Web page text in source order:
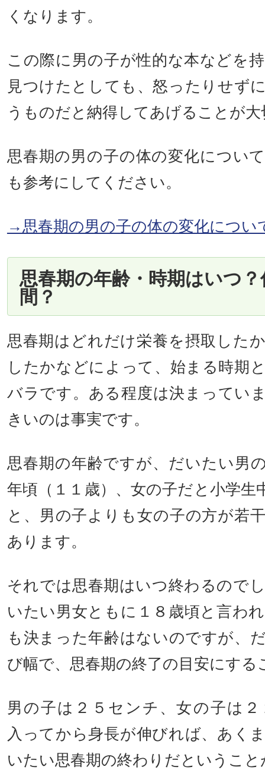
くなります。
この際に男の子が性的な本などを
見つけたとしても、怒ったりせず
うものだと納得してあげることが
思春期の男の子の体の変化につい
も参考にしてください。
→思春期の男の子の体の変化につい
思春期の年齢・時期はいつ
間？
思春期はどれだけ栄養を摂取した
したかなどによって、始まる時期
バラです。ある程度は決まってい
きいのは事実です。
思春期の年齢ですが、だいたい男
年頃（１１歳）、女の子だと小学生
と、男の子よりも女の子の方が若
あります。
それでは思春期はいつ終わるので
いたい男女ともに１８歳頃と言わ
も決まった年齢はないのですが、
び幅で、思春期の終了の目安にする
男の子は２５センチ、女の子は
入ってから身長が伸びれば、あく
いたい思春期の終わりだというこ